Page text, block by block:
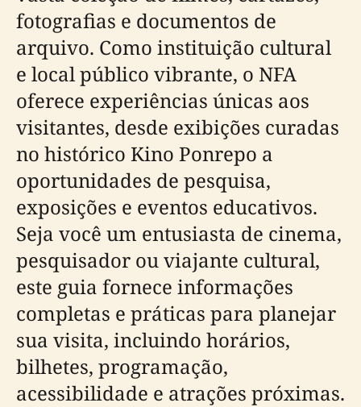
fotografias e documentos de
arquivo. Como instituição cultural
e local público vibrante, o NFA
oferece experiências únicas aos
visitantes, desde exibições curadas
no histórico Kino Ponrepo a
oportunidades de pesquisa,
exposições e eventos educativos.
Seja você um entusiasta de cinema,
pesquisador ou viajante cultural,
este guia fornece informações
completas e práticas para planejar
sua visita, incluindo horários,
bilhetes, programação,
acessibilidade e atrações próximas.